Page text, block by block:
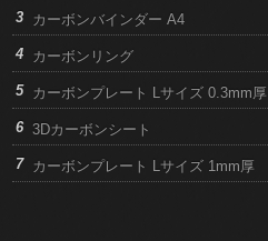
カーボンバインダー A4
カーボンリング
カーボンプレート Lサイズ 0.3mm厚
3Dカーボンシート
カーボンプレート Lサイズ 1mm厚